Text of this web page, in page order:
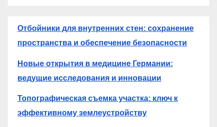
Отбойники для внутренних стен: сохранение
пространства и обеспечение безопасности
Новые открытия в медицине Германии:
ведущие исследования и инновации
Топографическая съемка участка: ключ к
эффективному землеустройству